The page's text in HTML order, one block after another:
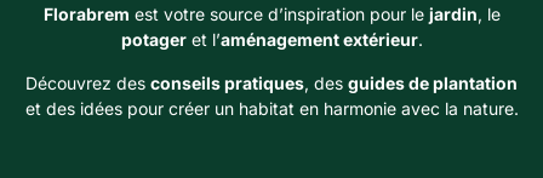
Florabrem est votre source d’inspiration pour le jardin, le
potageret l’aménagement extérieur.
Découvrez des conseils pratiques, des guides de plantation
et des idées pour créer un habitat en harmonie avec la nature.